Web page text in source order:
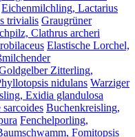
Eichenmilchling, Lactarius
trivialis Graugrüner
Clathrus archeri
Elastische Lorchel,
Zitterling,
nidulans Warziger
Exidia glandulosa
Buchenkreisling,
Fenchelporling,
Fomitopsis